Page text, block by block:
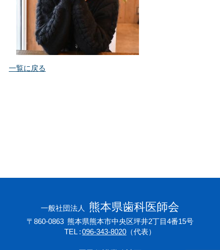
一覧に戻る
一般社団法人 熊本県歯科医師会
〒860-0863 熊本県熊本市中央区坪井2丁目4番15号
TEL
096-343-8020 （代表）
国保組合からのお知らせ 熊本歯科衛生士専門学院
会員専用ページ プライバシーポリシー
サイトマップ